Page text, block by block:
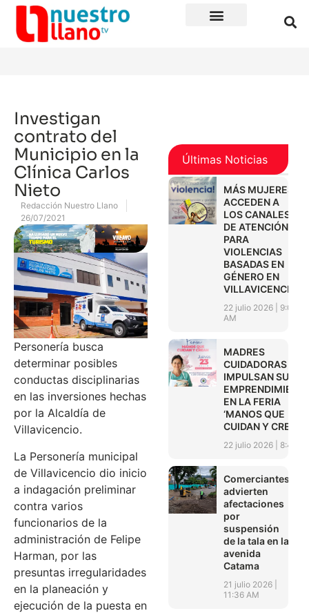
Investigan
contrato del
Municipio en la
Clínica Carlos
Nieto
Redacción Nuestro Llano
26/07/2021
Personería busca
determinar posibles
conductas disciplinarias
en las inversiones hechas
por la Alcaldía de
Villavicencio.
La Personería municipal
de Villavicencio dio inicio
a indagación preliminar
contra varios
funcionarios de la
administración de Felipe
Harman, por las
presuntas irregularidades
en la planeación y
ejecución de la puesta en
Últimas Noticias
MÁS MUJERES
ACCEDEN A
LOS CANALES
DE ATENCIÓN
PARA
VIOLENCIAS
BASADAS EN
GÉNERO EN
VILLAVICENCIO
22 julio 2026
9:01
AM
MADRES
CUIDADORAS
IMPULSAN SUS
EN LA FERIA
‘MANOS QUE
CUIDAN Y CREAN’
22 julio 2026 8:45
Comerciantes
advierten
afectaciones
por
suspensión
de la tala en la
avenida
Catama
21 julio 2026
11:36 AM